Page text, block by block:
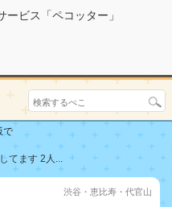
ビス「ペコッター」
で
てます 2人...
渋谷・恵比寿・代官山